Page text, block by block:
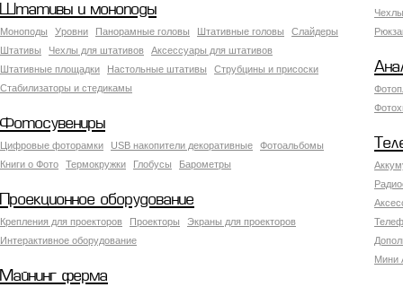
Штативы и моноподы
Моноподы Уровни Панорамные головы Штативные головы
Слайдеры
Штативы
Чехлы для штативов
Аксессуары для штативов
Штативные площадки
Настольные штативы
Струбцины и присоски
Стабилизаторы и стедикамы
Фотосувениры
Цифровые фоторамки USB накопители декоративные
Фотоальбомы
Книги о Фото
Термокружки Глобусы Барометры
Мини
Проекционное оборудование
Крепления для проекторов Проекторы
Экраны для проекторов
Интерактивное оборудование
Майнинг ферма